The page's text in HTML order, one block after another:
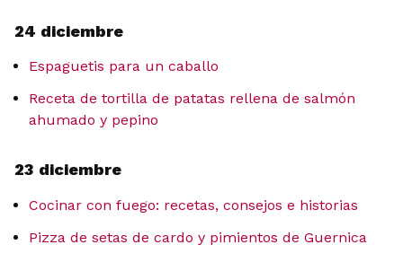
24 diciembre
Espaguetis para un caballo
Receta de tortilla de patatas rellena de salmón
ahumado y pepino
23 diciembre
Cocinar con fuego: recetas, consejos e historias
Pizza de setas de cardo y pimientos de Guernica